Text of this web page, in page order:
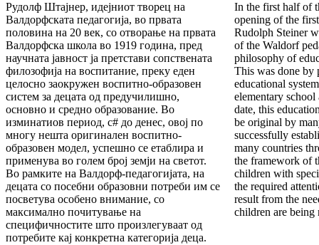
Рудолф Штајнер, идејниот творец на
Валдорфската педагогија, во првата
половина на 20 век, со отворање на првата
Валдорфска школа во 1919 година, пред
научната јавност ја претстави сопствената
филозофија на воспитание, преку еден
целосно заокружен воспитно-образовен
систем за децата од предучилишно,
основно и средно образование. Во
изминатиов период, с# до денес, овој по
многу нешта оригинален воспитно-
образовен модел, успешно се етаблира и
применува во голем број земји на светот.
Во рамките на Валдорф-педагогијата, на
децата со посебни образовни потреби им се
посветува особено внимание, со
максимално почитување на
специфичностите што произлегуваат од
потребите кај конкретна категорија деца.
In the first half of
opening of the
Rudolph Steiner
of the Waldorf
philosophy of
This was done by
educational
elementary
date, this
be original by
successfully
many countries
the framework of
children with
the required
result from the
children are being